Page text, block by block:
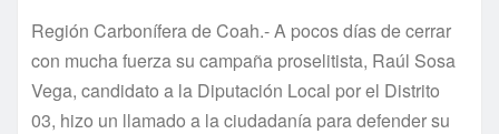
Región Carbonífera de Coah.- A pocos días de cerrar
con mucha fuerza su campaña proselitista, Raúl Sosa
Vega, candidato a la Diputación Local por el Distrito
03, hizo un llamado a la ciudadanía para defender su